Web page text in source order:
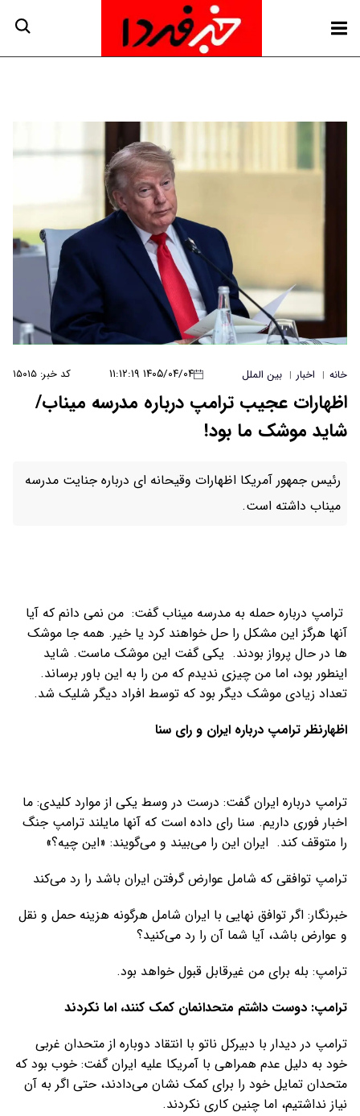
خانه | اخبار | بین الملل ۱۴۰۵/۰۴/۰۴ ۱۱:۱۲:۱۹ کد خبر: ۱۵۰۱۵
اظهارات عجیب ترامپ درباره مدرسه میناب/
شاید موشک ما بود!
رئیس جمهور آمریکا اظهارات وقیحانه ای درباره جنایت مدرسه
میناب داشته است.
ترامپ درباره حمله به مدرسه میناب گفت: من نمی دانم که آیا
آنها هرگز این مشکل را حل خواهند کرد یا خیر. همه جا موشک
ها در حال پرواز بودند. یکی گفت این موشک ماست. شاید
اینطور بود، اما من چیزی ندیدم که من را به این باور برساند.
تعداد زیادی موشک دیگر بود که توسط افراد دیگر شلیک شد.
اظهارنظر ترامپ درباره ایران و رای سنا
ترامپ درباره ایران گفت: درست در وسط یکی از موارد کلیدی: ما
اخبار فوری داریم. سنا رای داده است که آنها مایلند ترامپ جنگ
را متوقف کند. ایران این را می‌بیند و می‌گویند: «این چیه؟»
ترامپ توافقی که شامل عوارض گرفتن ایران باشد را رد می‌کند
خبرنگار: اگر توافق نهایی با ایران شامل هرگونه هزینه حمل و نقل
و عوارض باشد، آیا شما آن را رد می‌کنید؟
ترامپ: بله برای من غیرقابل قبول خواهد بود.
ترامپ: دوست داشتم متحدانمان کمک کنند، اما نکردند
ترامپ در دیدار با دبیرکل ناتو با انتقاد دوباره از متحدان غربی
خود به دلیل عدم همراهی با آمریکا علیه ایران گفت: خوب بود که
متحدان تمایل خود را برای کمک نشان می‌دادند، حتی اگر به آن
نیاز نداشتیم، اما چنین کاری نکردند.